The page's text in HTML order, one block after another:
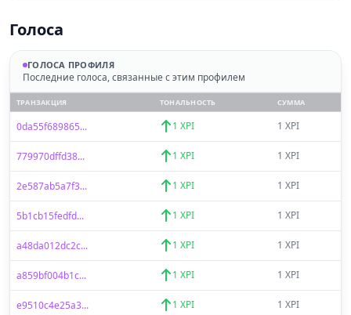
Голоса
ГОЛОСА ПРОФИЛЯ
Последние голоса, связанные с этим профилем
ТРАНЗАКЦИЯ ТОНАЛЬНОСТЬ СУММА
0da55f689865... 1 XPI 1 XPI
779970dffd38... 1 XPI 1 XPI
2e587ab5a7f3... 1 XPI 1 XPI
5b1cb15fedfd... 1 XPI 1 XPI
a48da012dc2c... 1 XPI 1 XPI
a859bf004b1c... 1 XPI 1 XPI
e9510c4e25a3... 1 XPI 1 XPI